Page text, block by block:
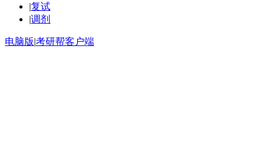
|复试
|调剂
电脑版|考研帮客户端